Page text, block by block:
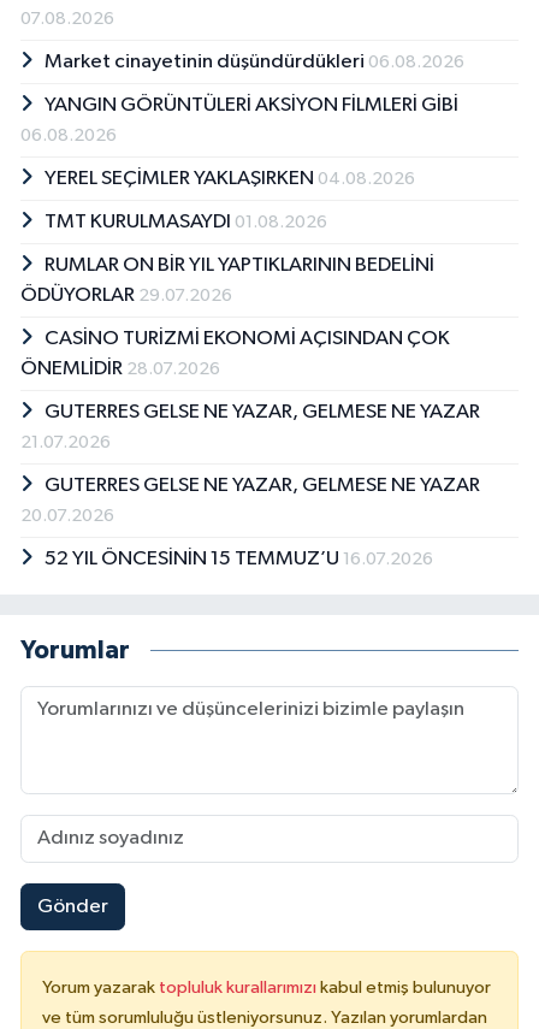
07.08.2026
Market cinayetinin düşündürdükleri 06.08.2026
YANGIN GÖRÜNTÜLERİ AKSİYON FİLMLERİ GİBİ
06.08.2026
YEREL SEÇİMLER YAKLAŞIRKEN 04.08.2026
TMT KURULMASAYDI 01.08.2026
RUMLAR ON BİR YIL YAPTIKLARININ BEDELİNİ
ÖDÜYORLAR 29.07.2026
CASİNO TURİZMİ EKONOMİ AÇISINDAN ÇOK
ÖNEMLİDİR 28.07.2026
GUTERRES GELSE NE YAZAR, GELMESE NE YAZAR
21.07.2026
GUTERRES GELSE NE YAZAR, GELMESE NE YAZAR
20.07.2026
52 YIL ÖNCESİNİN 15 TEMMUZ’U 16.07.2026
Yorumlar
Gönder
Yorum yazarak topluluk kurallarımızı kabul etmiş bulunuyor
ve tüm sorumluluğu üstleniyorsunuz. Yazılan yorumlardan